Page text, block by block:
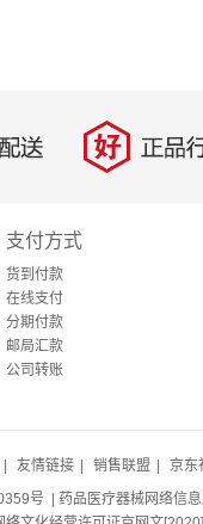
好 正品行
支付方式
货到付款
在线支付
分期付款
邮局汇款
公司转账
友情链接 销售联盟 京东
号 | 药品医疗器械网络信